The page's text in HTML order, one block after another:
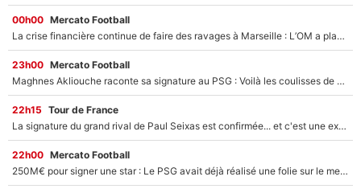
00h00 Mercato Football
La crise financière continue de faire des ravages à Marseille : L’OM a placé 12 joueurs sur le marché des transferts… et ça pourrait lui rapporter près de 100M€ !
23h00 Mercato Football
Maghnes Akliouche raconte sa signature au PSG : Voilà les coulisses de son transfert de rêve à 50M€
22h15 Tour de France
La signature du grand rival de Paul Seixas est confirmée... et c'est une excellente nouvelle pour l'équipe Decathlon-CMA CGM !
22h00 Mercato Football
250M€ pour signer une star : Le PSG avait déjà réalisé une folie sur le mercato bien avant Neymar !